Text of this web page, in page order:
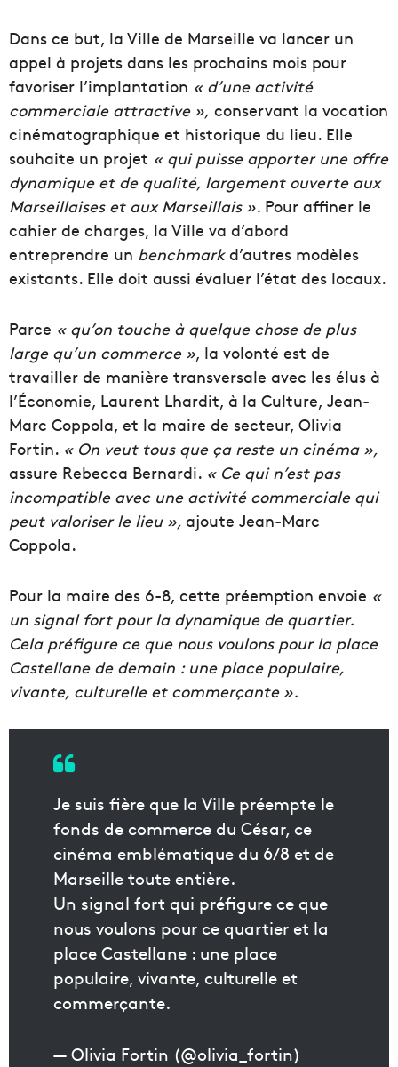
Dans ce but, la Ville de Marseille va lancer un
appel à projets dans les prochains mois pour
favoriser l’implantation « d’une activité
commerciale attractive », conservant la vocation
cinématographique et historique du lieu. Elle
souhaite un projet « qui puisse apporter une offre
dynamique et de qualité, largement ouverte aux
Marseillaises et aux Marseillais ». Pour affiner le
cahier de charges, la Ville va d’abord
entreprendre un benchmarkd’autres modèles
existants. Elle doit aussi évaluer l’état des locaux.
Parce « qu’on touche à quelque chose de plus
large qu’un commerce », la volonté est de
travailler de manière transversale avec les élus à
l’Économie, Laurent Lhardit, à la Culture, Jean-
Marc Coppola, et la maire de secteur, Olivia
Fortin. « On veut tous que ça reste un cinéma »,
assure Rebecca Bernardi. « Ce qui n’est pas
incompatible avec une activité commerciale qui
peut valoriser le lieu », ajoute Jean-Marc
Coppola.
Pour la maire des 6-8, cette préemption envoie «
un signal fort pour la dynamique de quartier.
Cela préfigure ce que nous voulons pour la place
Castellane de demain : une place populaire,
vivante, culturelle et commerçante ».
Je suis fière que la Ville préempte le
fonds de commerce du César, ce
cinéma emblématique du 6/8 et de
Marseille toute entière.
Un signal fort qui préfigure ce que
nous voulons pour ce quartier et la
place Castellane : une place
populaire, vivante, culturelle et
commerçante.
— Olivia Fortin (@olivia_fortin)